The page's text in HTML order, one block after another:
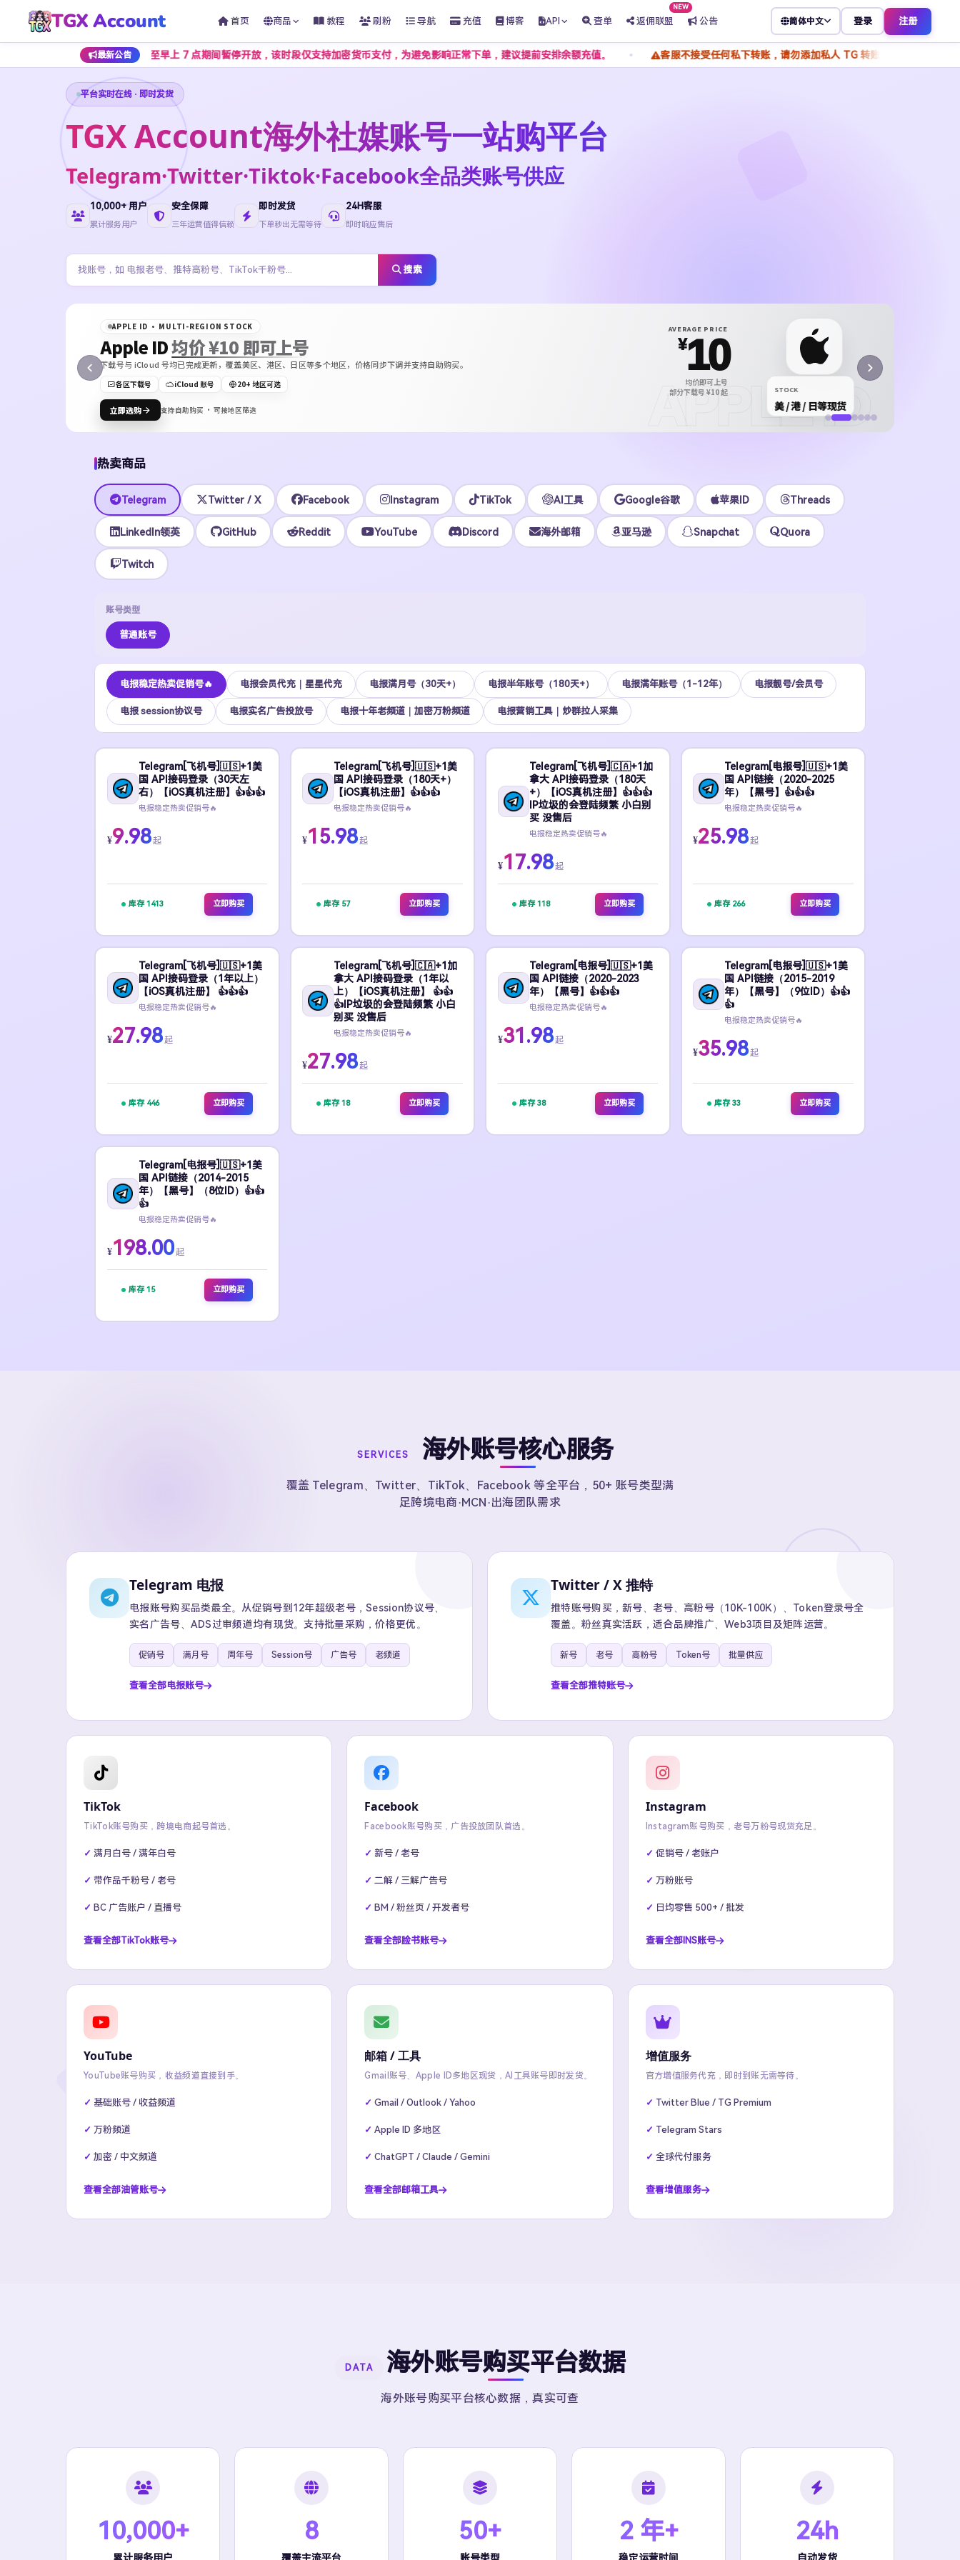
TGX Account 首页 商品 教程 刷粉 导航 充值 博客 API 查单 返佣联盟
NEW
公告 简体中文 登录 注册
最新公告
在每日凌晨 1 点至早上 7 点期间暂停开放，该时段仅支持加密货币支付，为避免影响正常下单，建议提前安排余额充值。 客服不接受任何私下转账，请勿添加私人 TG 转账付款，谨防骗子冒充客服，所有
平台实时在线 · 即时发货
TGX Account海外社媒账号一站购平台
Telegram·Twitter·Tiktok·Facebook全品类账号供应
10,000+ 用户
累计服务用户
安全保障
三年运营值得信赖
即时发货
下单秒出无需等待
24H客服
即时响应售后
搜索
APPLE ID · MULTI-REGION STOCK
Apple ID均价 ¥10 即可上号
下载号与 iCloud 号均已完成更新，覆盖美区、港区、日区等多个地区，价格同步下调并支持自助购买。
各区下载号 iCloud 账号 20+ 地区可选
立即选购 支持自助购买 · 可按地区筛选 APPLE ID
AVERAGE PRICE
¥10
均价即可上号
部分下载号 ¥10 起
STOCK
美 / 港 / 日等现货
热卖商品
Telegram Twitter / X Facebook Instagram TikTok AI工具 Google谷歌 苹果ID Threads
LinkedIn领英 GitHub Reddit YouTube Discord 海外邮箱 亚马逊 Snapchat Quora
Twitch
账号类型
普通账号
电报稳定热卖促销号🔥 电报会员代充｜星星代充 电报满月号（30天+） 电报半年账号（180天+） 电报满年账号（1-12年） 电报靓号/会员号
电报 session协议号 电报实名广告投放号 电报十年老频道｜加密万粉频道 电报营销工具｜炒群拉人采集
Telegram[飞机号]🇺🇸+1美
国 API接码登录（30天左
右）【iOS真机注册】👍👍👍
电报稳定热卖促销号🔥
¥9.98起
库存 1413 立即购买
Telegram[飞机号]🇺🇸+1美
国 API接码登录（180天+）
【iOS真机注册】👍👍👍
电报稳定热卖促销号🔥
¥15.98起
库存 57 立即购买
Telegram[飞机号]🇨🇦+1加
拿大 API接码登录（180天
+）【iOS真机注册】👍👍👍
IP垃圾的会登陆频繁 小白别
买 没售后
电报稳定热卖促销号🔥
¥17.98起
库存 118 立即购买
Telegram[电报号]🇺🇸+1美
国 API链接（2020-2025
年）【黑号】👍👍👍
电报稳定热卖促销号🔥
¥25.98起
库存 266 立即购买
Telegram[飞机号]🇺🇸+1美
国 API接码登录（1年以上）
【iOS真机注册】 👍👍👍
电报稳定热卖促销号🔥
¥27.98起
库存 446 立即购买
Telegram[飞机号]🇨🇦+1加
拿大 API接码登录（1年以
上）【iOS真机注册】 👍👍
👍IP垃圾的会登陆频繁 小白
别买 没售后
电报稳定热卖促销号🔥
¥27.98起
库存 18 立即购买
Telegram[电报号]🇺🇸+1美
国 API链接（2020-2023
年）【黑号】👍👍👍
电报稳定热卖促销号🔥
¥31.98起
库存 38 立即购买
Telegram[电报号]🇺🇸+1美
国 API链接（2015-2019
年）【黑号】（9位ID）👍👍
👍
电报稳定热卖促销号🔥
¥35.98起
库存 33 立即购买
Telegram[电报号]🇺🇸+1美
国 API链接（2014-2015
年）【黑号】（8位ID）👍👍
👍
电报稳定热卖促销号🔥
¥198.00起
库存 15 立即购买
SERVICES 海外账号核心服务
覆盖 Telegram、Twitter、TikTok、Facebook 等全平台，50+ 账号类型满
足跨境电商·MCN·出海团队需求
Telegram 电报
电报账号购买品类最全。从促销号到12年超级老号，Session协议号、
实名广告号、ADS过审频道均有现货。支持批量采购，价格更优。
促销号 满月号 周年号 Session号 广告号 老频道
查看全部电报账号
Twitter / X 推特
推特账号购买，新号、老号、高粉号（10K-100K）、Token登录号全
覆盖。粉丝真实活跃，适合品牌推广、Web3项目及矩阵运营。
新号 老号 高粉号 Token号 批量供应
查看全部推特账号
TikTok
TikTok账号购买，跨境电商起号首选。
满月白号 / 满年白号
带作品千粉号 / 老号
BC 广告账户 / 直播号
查看全部TikTok账号
Facebook
Facebook账号购买，广告投放团队首选。
新号 / 老号
二解 / 三解广告号
BM / 粉丝页 / 开发者号
查看全部脸书账号
Instagram
Instagram账号购买，老号万粉号现货充足。
促销号 / 老账户
万粉账号
日均零售 500+ / 批发
查看全部INS账号
YouTube
YouTube账号购买，收益频道直接到手。
基础账号 / 收益频道
万粉频道
加密 / 中文频道
查看全部油管账号
邮箱 / 工具
Gmail账号、Apple ID多地区现货，AI工具账号即时发货。
Gmail / Outlook / Yahoo
Apple ID 多地区
ChatGPT / Claude / Gemini
查看全部邮箱工具
增值服务
官方增值服务代充，即时到账无需等待。
Twitter Blue / TG Premium
Telegram Stars
全球代付服务
查看增值服务
DATA 海外账号购买平台数据
海外账号购买平台核心数据，真实可查
10,000+ 8 50+ 2 年+ 24h